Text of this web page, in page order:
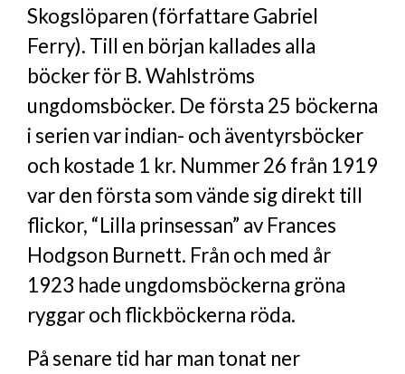
Skogslöparen (författare Gabriel
Ferry). Till en början kallades alla
böcker för B. Wahlströms
ungdomsböcker. De första 25 böckerna
i serien var indian- och äventyrsböcker
och kostade 1 kr. Nummer 26 från 1919
var den första som vände sig direkt till
flickor, “Lilla prinsessan” av Frances
Hodgson Burnett. Från och med år
1923 hade ungdomsböckerna gröna
ryggar och flickböckerna röda.
På senare tid har man tonat ner